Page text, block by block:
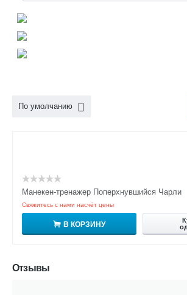
По умолчанию
Манекен-тренажер Поперхнувшийся Чарли
Свяжитесь с нами насчёт цены
В КОРЗИНУ
Отзывы